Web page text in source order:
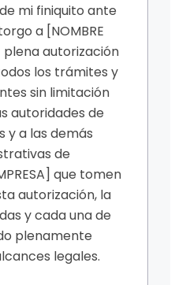
mi finiquito ante
a [NOMBRE
plena autorización
los trámites y
sin limitación
autoridades de
y a las demás
de
que tomen
autorización, la
y cada una de
plenamente
legales.